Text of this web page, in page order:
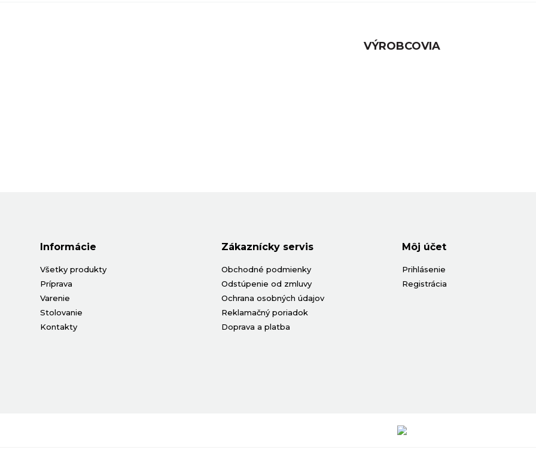
VÝROBCOVIA
Informácie
Všetky produkty
Príprava
Varenie
Stolovanie
Kontakty
Zákaznícky servis
Obchodné podmienky
Odstúpenie od zmluvy
Ochrana osobných údajov
Reklamačný poriadok
Doprava a platba
Môj účet
Prihlásenie
Registrácia